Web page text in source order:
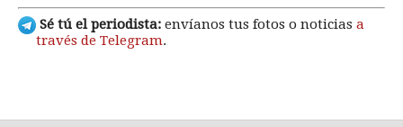
Sé tú el periodista: envíanos tus fotos o noticias a
través de Telegram.